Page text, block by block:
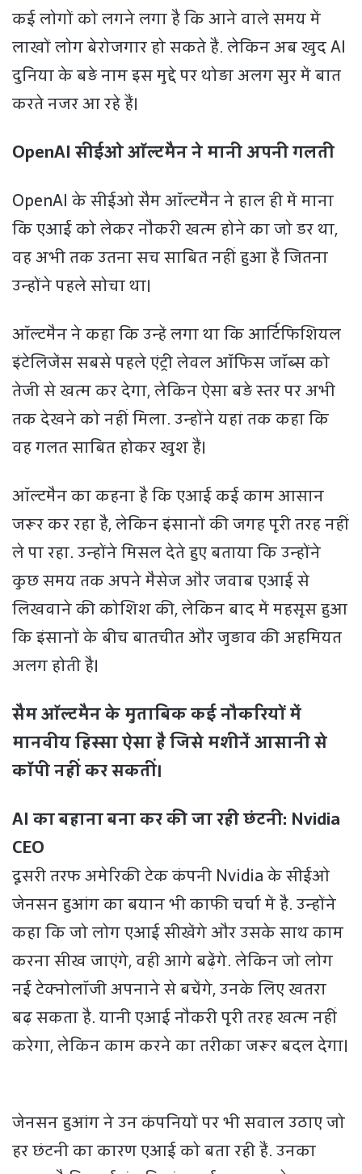
कई लोगों को लगने लगा है कि आने वाले समय में
लाखों लोग बेरोजगार हो सकते हैं. लेकिन अब खुद AI
दुनिया के बड़े नाम इस मुद्दे पर थोड़ा अलग सुर में बात
करते नजर आ रहे हैं।
OpenAI सीईओ ऑल्टमैन ने मानी अपनी गलती
OpenAI के सीईओ सैम ऑल्टमैन ने हाल ही में माना
कि एआई को लेकर नौकरी खत्म होने का जो डर था,
वह अभी तक उतना सच साबित नहीं हुआ है जितना
उन्होंने पहले सोचा था।
ऑल्टमैन ने कहा कि उन्हें लगा था कि आर्टिफिशियल
इंटेलिजेंस सबसे पहले एंट्री लेवल ऑफिस जॉब्स को
तेजी से खत्म कर देगा, लेकिन ऐसा बड़े स्तर पर अभी
तक देखने को नहीं मिला. उन्होंने यहां तक कहा कि
वह गलत साबित होकर खुश हैं।
ऑल्टमैन का कहना है कि एआई कई काम आसान
जरूर कर रहा है, लेकिन इंसानों की जगह पूरी तरह नहीं
ले पा रहा. उन्होंने मिसल देते हुए बताया कि उन्होंने
कुछ समय तक अपने मैसेज और जवाब एआई से
लिखवाने की कोशिश की, लेकिन बाद में महसूस हुआ
कि इंसानों के बीच बातचीत और जुड़ाव की अहमियत
अलग होती है।
सैम ऑल्टमैन के मुताबिक कई नौकरियों में
मानवीय हिस्सा ऐसा है जिसे मशीनें आसानी से
कॉपी नहीं कर सकतीं।
AI का बहाना बना कर की जा रही छंटनी: Nvidia
CEO
दूसरी तरफ अमेरिकी टेक कंपनी Nvidia के सीईओ
जेनसन हुआंग का बयान भी काफी चर्चा में है. उन्होंने
कहा कि जो लोग एआई सीखेंगे और उसके साथ काम
करना सीख जाएंगे, वही आगे बढ़ेंगे. लेकिन जो लोग
नई टेक्नोलॉजी अपनाने से बचेंगे, उनके लिए खतरा
बढ़ सकता है. यानी एआई नौकरी पूरी तरह खत्म नहीं
करेगा, लेकिन काम करने का तरीका जरूर बदल देगा।
जेनसन हुआंग ने उन कंपनियों पर भी सवाल उठाए जो
हर छंटनी का कारण एआई को बता रही हैं. उनका